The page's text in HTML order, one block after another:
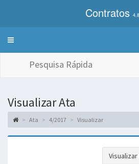
Contratos
Alterna
Pesquisa Rápida
Visualizar Ata
Ata 4/2017 Visualizar